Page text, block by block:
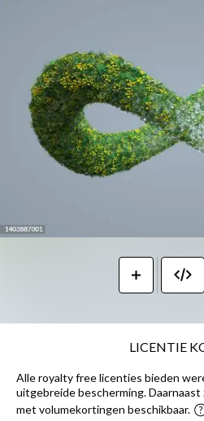
LICENTIE
Alle royalty free licenties bieden
uitgebreide bescherming.
met volumekortingen beschikbaar.